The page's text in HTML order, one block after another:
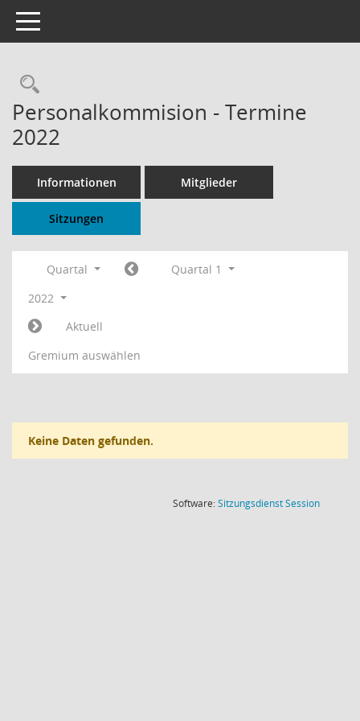
Toggle navigation
Rechercheauswahl
Personalkommision - Termine
2022
Informationen Mitglieder
Sitzungen
Quartal
Quartal 1
2022
Aktuell
Gremium auswählen
Keine Daten gefunden.
Software:SitzungsdienstSession(Wird in